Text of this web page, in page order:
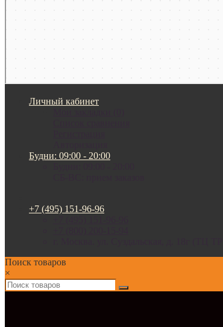
Личный кабинет
Будни: 09:00 - 20:00
+7 (495) 151-96-96
Поиск товаров
×